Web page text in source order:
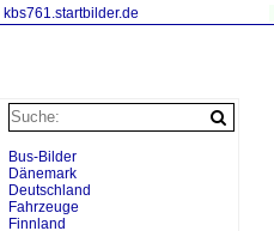
kbs761.startbilder.de
Bus-Bilder
Dänemark
Deutschland
Fahrzeuge
Finnland